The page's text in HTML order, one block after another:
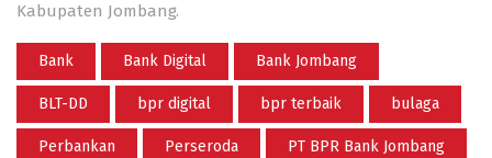
Kabupaten Jombang.
Bank Bank Digital Bank Jombang
BLT-DD bpr digital bpr terbaik bulaga
Perbankan Perseroda PT BPR Bank Jombang